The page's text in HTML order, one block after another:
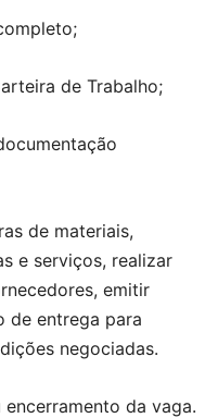
de Trabalho;
de materiais,
e serviços, realizar
emitir
de entrega para
negociadas.
da vaga.